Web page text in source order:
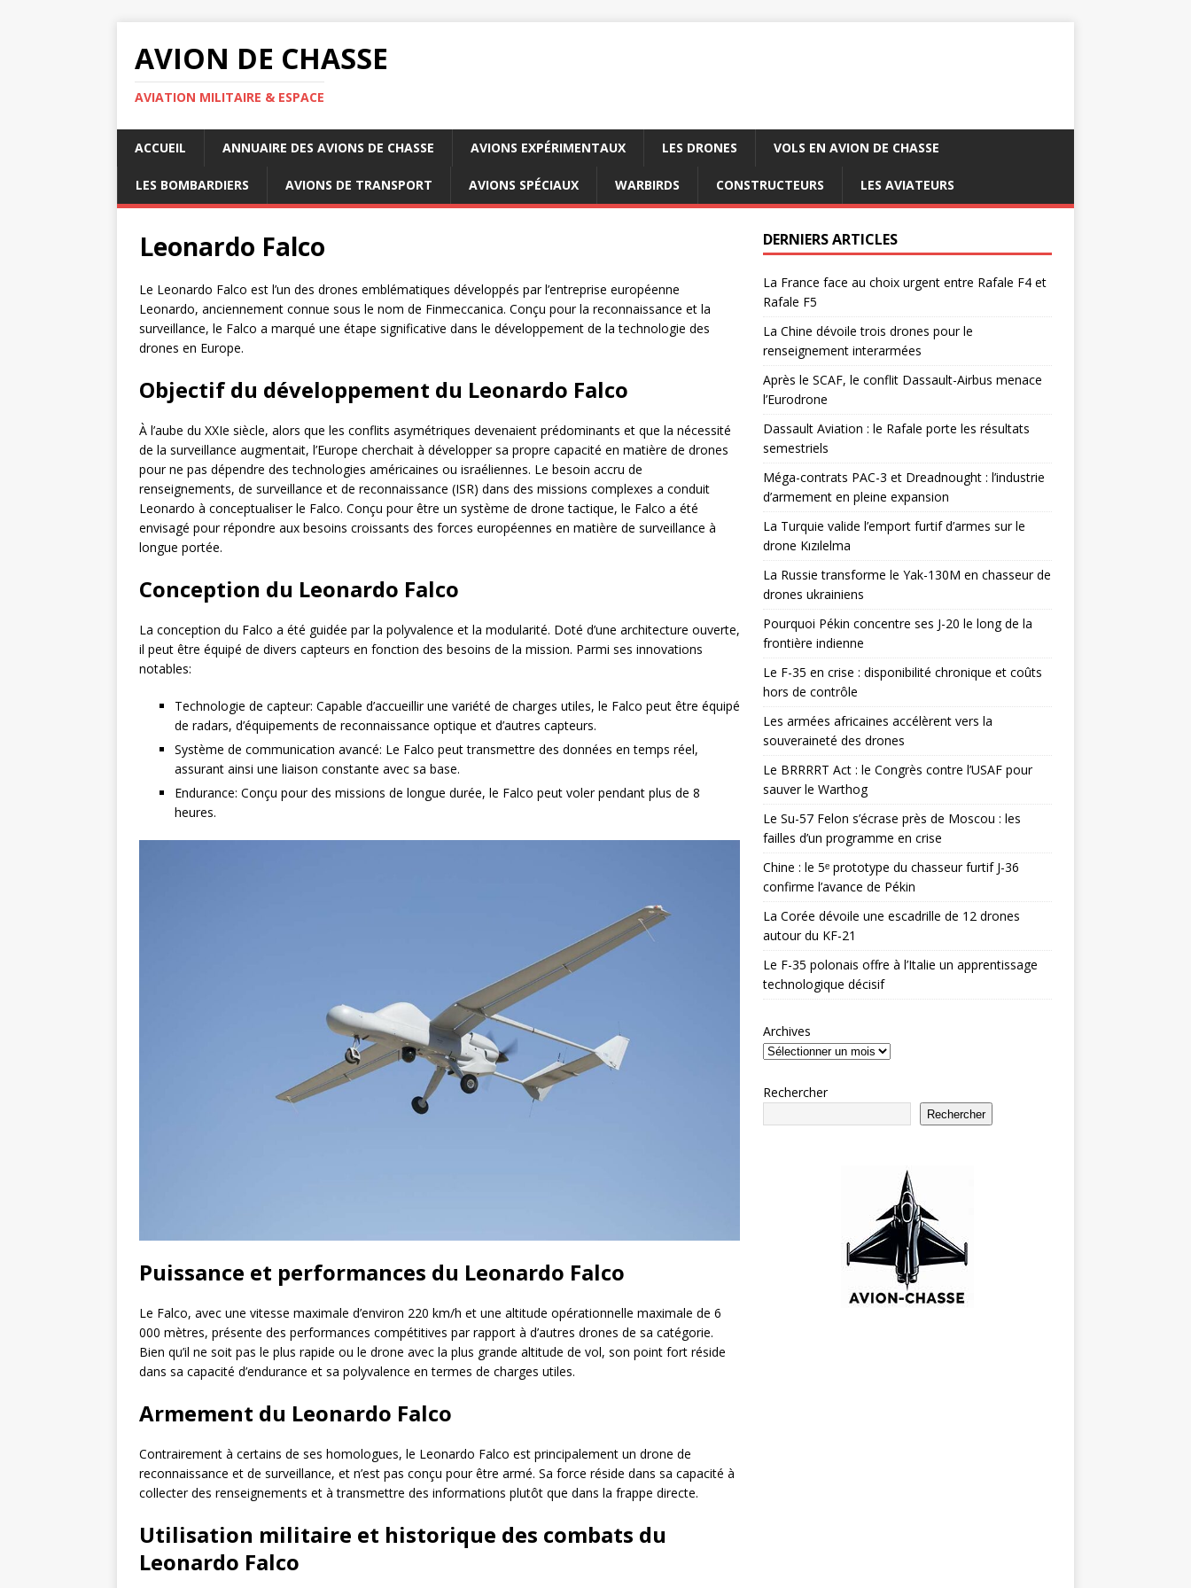
AVION DE CHASSE
AVIATION MILITAIRE & ESPACE
ACCUEIL ANNUAIRE DES AVIONS DE CHASSE AVIONS EXPÉRIMENTAUX LES DRONES VOLS EN AVION DE CHASSE
LES BOMBARDIERS AVIONS DE TRANSPORT AVIONS SPÉCIAUX WARBIRDS CONSTRUCTEURS LES AVIATEURS
Leonardo Falco
Le Leonardo Falco est l’un des drones emblématiques développés par l’entreprise européenne
Leonardo, anciennement connue sous le nom de Finmeccanica. Conçu pour la reconnaissance et la
surveillance, le Falco a marqué une étape significative dans le développement de la technologie des
drones en Europe.
Objectif du développement du Leonardo Falco
À l’aube du XXIe siècle, alors que les conflits asymétriques devenaient prédominants et que la nécessité
de la surveillance augmentait, l’Europe cherchait à développer sa propre capacité en matière de drones
pour ne pas dépendre des technologies américaines ou israéliennes. Le besoin accru de
renseignements, de surveillance et de reconnaissance (ISR) dans des missions complexes a conduit
Leonardo à conceptualiser le Falco. Conçu pour être un système de drone tactique, le Falco a été
envisagé pour répondre aux besoins croissants des forces européennes en matière de surveillance à
longue portée.
Conception du Leonardo Falco
La conception du Falco a été guidée par la polyvalence et la modularité. Doté d’une architecture ouverte,
il peut être équipé de divers capteurs en fonction des besoins de la mission. Parmi ses innovations
notables:
Technologie de capteur: Capable d’accueillir une variété de charges utiles, le Falco peut être équipé
de radars, d’équipements de reconnaissance optique et d’autres capteurs.
Système de communication avancé: Le Falco peut transmettre des données en temps réel,
assurant ainsi une liaison constante avec sa base.
Endurance: Conçu pour des missions de longue durée, le Falco peut voler pendant plus de 8
heures.
Puissance et performances du Leonardo Falco
Le Falco, avec une vitesse maximale d’environ 220 km/h et une altitude opérationnelle maximale de 6
000 mètres, présente des performances compétitives par rapport à d’autres drones de sa catégorie.
Bien qu’il ne soit pas le plus rapide ou le drone avec la plus grande altitude de vol, son point fort réside
dans sa capacité d’endurance et sa polyvalence en termes de charges utiles.
Armement du Leonardo Falco
Contrairement à certains de ses homologues, le Leonardo Falco est principalement un drone de
reconnaissance et de surveillance, et n’est pas conçu pour être armé. Sa force réside dans sa capacité à
collecter des renseignements et à transmettre des informations plutôt que dans la frappe directe.
Utilisation militaire et historique des combats du
Leonardo Falco
DERNIERS ARTICLES
La France face au choix urgent entre Rafale F4 et
Rafale F5
La Chine dévoile trois drones pour le
renseignement interarmées
Après le SCAF, le conflit Dassault-Airbus menace
l’Eurodrone
Dassault Aviation : le Rafale porte les résultats
semestriels
Méga-contrats PAC-3 et Dreadnought : l’industrie
d’armement en pleine expansion
La Turquie valide l’emport furtif d’armes sur le
drone Kızılelma
La Russie transforme le Yak-130M en chasseur de
drones ukrainiens
Pourquoi Pékin concentre ses J-20 le long de la
frontière indienne
Le F-35 en crise : disponibilité chronique et coûts
hors de contrôle
Les armées africaines accélèrent vers la
souveraineté des drones
Le BRRRRT Act : le Congrès contre l’USAF pour
sauver le Warthog
Le Su-57 Felon s’écrase près de Moscou : les
failles d’un programme en crise
Chine : le 5ᵉ prototype du chasseur furtif J-36
confirme l’avance de Pékin
La Corée dévoile une escadrille de 12 drones
autour du KF-21
Le F-35 polonais offre à l’Italie un apprentissage
technologique décisif
Archives
Rechercher
Rechercher